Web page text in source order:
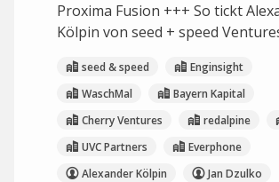
Proxima Fusion +++ So tickt
Kölpin von seed + speed
seed & speed
Enginsight
WaschMal
Bayern Kapital
Cherry Ventures
redalpine
UVC Partners
Everphone
Alexander Kölpin
Jan Dzulko